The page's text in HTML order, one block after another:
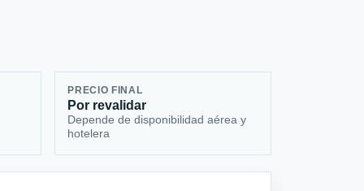
PRECIO FINAL
Por revalidar
Depende de disponibilidad aérea y
hotelera